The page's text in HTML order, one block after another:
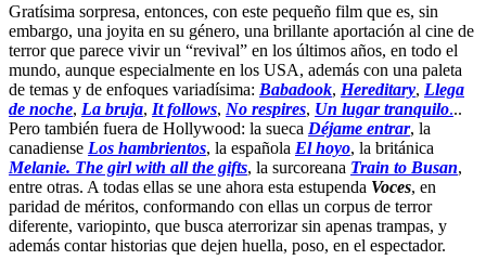
Gratísima sorpresa, entonces, con este pequeño film que es, sin
embargo, una joyita en su género, una brillante aportación al cine de
terror que parece vivir un “revival” en los últimos años, en todo el
mundo, aunque especialmente en los USA, además con una paleta
de temas y de enfoques variadísima: Babadook, Hereditary, Llega
de noche, La bruja, It follows, No respires, Un lugar tranquilo...
Pero también fuera de Hollywood: la sueca Déjame entrar, la
canadiense Los hambrientos, la española El hoyo, la británica
Melanie. The girl with all the gifts, la surcoreana Train to Busan,
entre otras. A todas ellas se une ahora esta estupenda Voces, en
paridad de méritos, conformando con ellas un corpus de terror
diferente, variopinto, que busca aterrorizar sin apenas trampas, y
además contar historias que dejen huella, poso, en el espectador.